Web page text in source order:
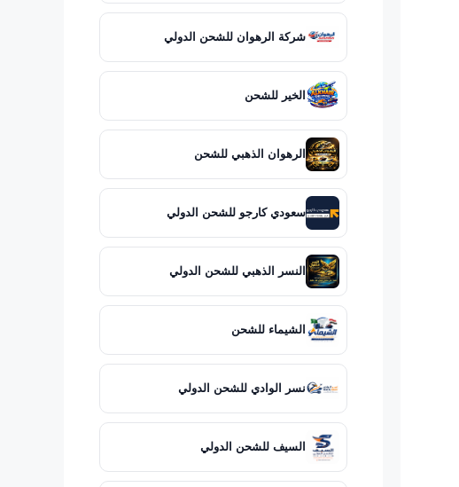
شركة الرهوان للشحن الدولي
الخير للشحن
الرهوان الذهبي للشحن
سعودي كارجو للشحن الدولي
النسر الذهبي للشحن الدولي
الشيماء للشحن
نسر الوادي للشحن الدولي
السيف للشحن الدولي